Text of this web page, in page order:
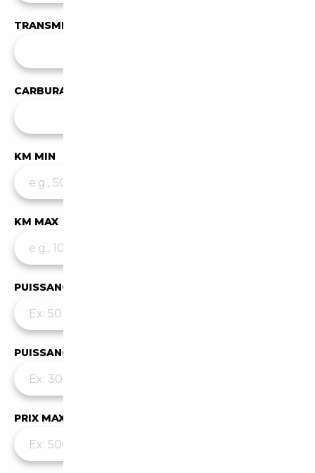
TRANSMISSION
CARBURANT
KM MIN
KM MAX
PUISSANCE MIN
PUISSANCE MAX
PRIX MAX (€)